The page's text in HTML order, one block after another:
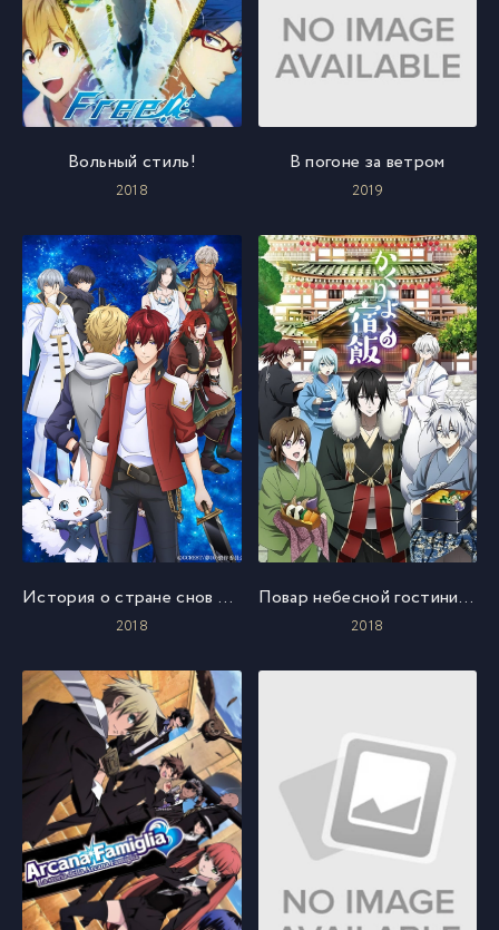
Вольный стиль!
2018
В погоне за ветром
2019
История о стране снов и спящих принцах
2018
Повар небесной гостиницы
2018